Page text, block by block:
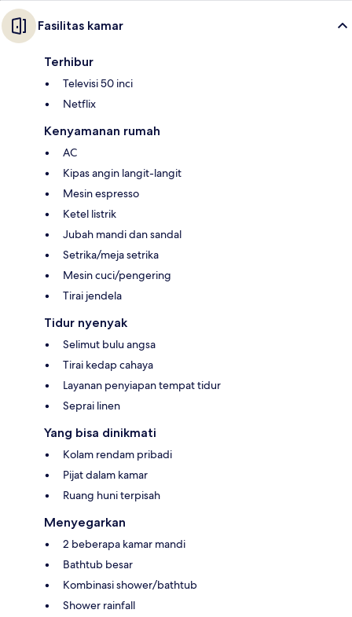
Fasilitas kamar
Terhibur
Televisi 50 inci
Netflix
Kenyamanan rumah
AC
Kipas angin langit-langit
Mesin espresso
Ketel listrik
Jubah mandi dan sandal
Setrika/meja setrika
Mesin cuci/pengering
Tirai jendela
Tidur nyenyak
Selimut bulu angsa
Tirai kedap cahaya
Layanan penyiapan tempat tidur
Seprai linen
Yang bisa dinikmati
Kolam rendam pribadi
Pijat dalam kamar
Ruang huni terpisah
Menyegarkan
2 beberapa kamar mandi
Bathtub besar
Kombinasi shower/bathtub
Shower rainfall